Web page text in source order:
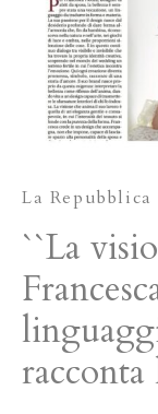
La Repubblica
``La
racconta